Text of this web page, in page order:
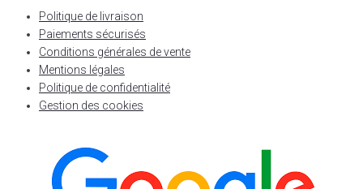
Politique de livraison
Paiements sécurisés
Conditions générales de vente
Mentions légales
Politique de confidentialité
Gestion des cookies